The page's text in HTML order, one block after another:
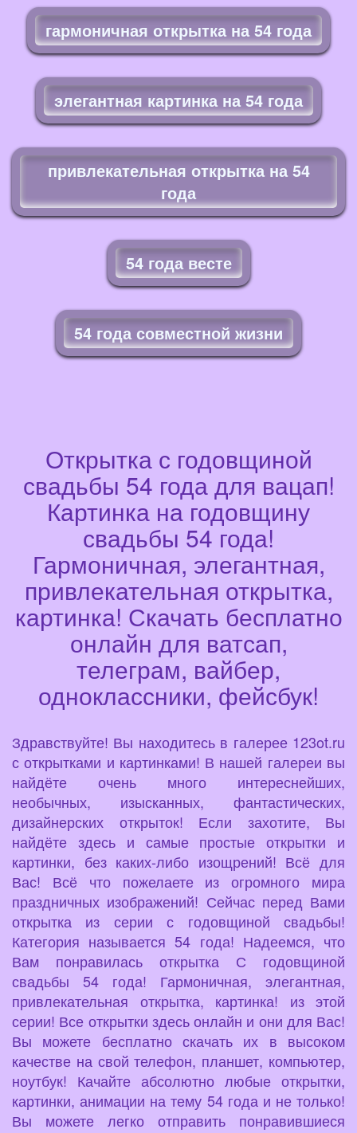
гармоничная открытка на 54 года
элегантная картинка на 54 года
привлекательная открытка на 54
года
54 года весте
54 года совместной жизни
Открытка с годовщиной
свадьбы 54 года для вацап!
Картинка на годовщину
свадьбы 54 года!
Гармоничная, элегантная,
привлекательная открытка,
картинка! Скачать бесплатно
онлайн для ватсап,
телеграм, вайбер,
одноклассники, фейсбук!
Здравствуйте! Вы находитесь в галерее 123ot.ru
с открытками и картинками! В нашей галереи вы
найдёте очень много интереснейших,
необычных, изысканных, фантастических,
дизайнерских открыток! Если захотите, Вы
найдёте здесь и самые простые открытки и
картинки, без каких-либо изощрений! Всё для
Вас! Всё что пожелаете из огромного мира
праздничных изображений! Сейчас перед Вами
открытка из серии с годовщиной свадьбы!
Категория называется 54 года! Надеемся, что
Вам понравилась открытка С годовщиной
свадьбы 54 года! Гармоничная, элегантная,
привлекательная открытка, картинка! из этой
серии! Все открытки здесь онлайн и они для Вас!
Вы можете бесплатно скачать их в высоком
качестве на свой телефон, планшет, компьютер,
ноутбук! Качайте абсолютно любые открытки,
картинки, анимации на тему 54 года и не только!
Вы можете легко отправить понравившиеся